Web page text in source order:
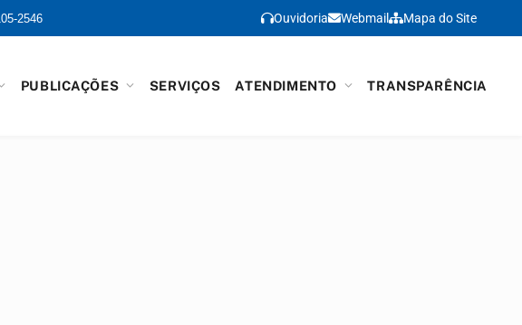
2546 Ouvidoria Webmail Mapa do Site
PUBLICAÇÕES SERVIÇOS ATENDIMENTO TRANSPARÊNCIA